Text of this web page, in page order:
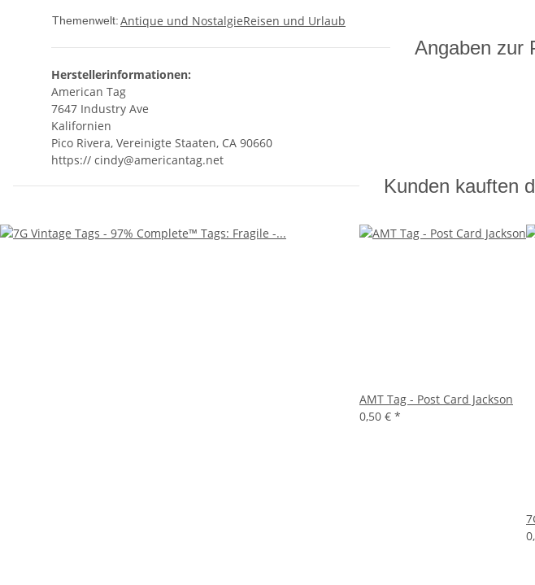
Themenwelt:Antique und NostalgieReisen und Urlaub
Angaben zur
Herstellerinformationen:
American Tag
7647 Industry Ave
Kalifornien
Pico Rivera, Vereinigte Staaten, CA 90660
https:// cindy@americantag.net
Kunden kauften
AMT Tag - Post Card Jackson
0,50 € *